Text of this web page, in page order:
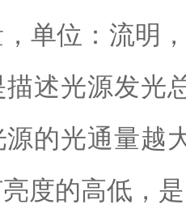
单位：流明
述光源发光
的光通量越
度的高低，